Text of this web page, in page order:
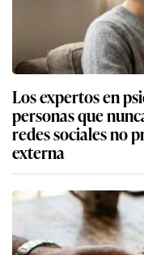
Los expertos en
personas que
redes sociales no
externa